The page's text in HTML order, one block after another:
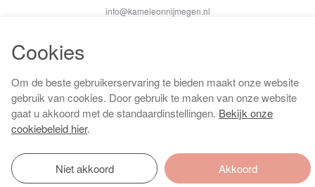
info@kameleonnijmegen.nl
Algemene voorwaarden
Privacy policy
Cookiebeleid
Cookies
Om de beste gebruikerservaring te bieden maakt onze website
gebruik van cookies. Door gebruik te maken van onze website
gaat u akkoord met de standaardinstellingen. Bekijk onze
cookiebeleid hier.